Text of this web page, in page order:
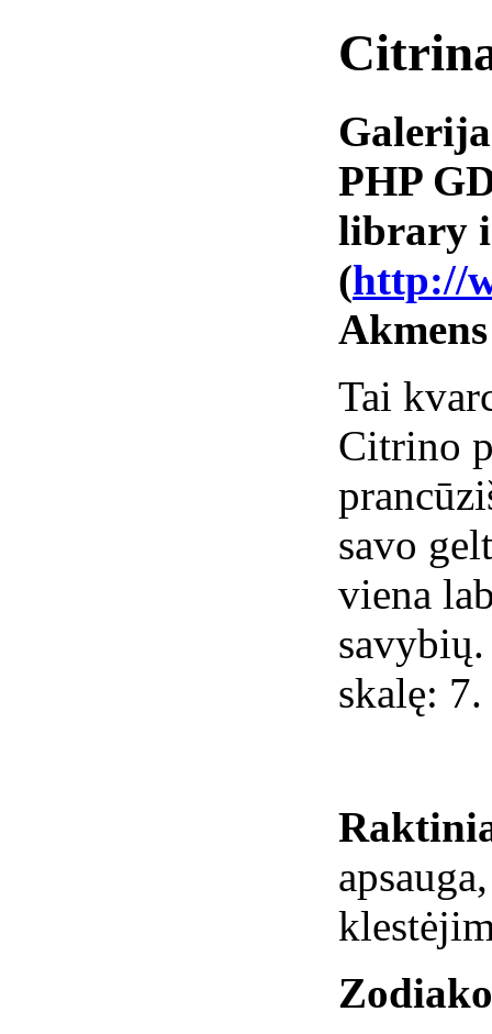
Galerija
PHP
library
(http://
Tai
Citrino
savo
viena
skalę: 7.